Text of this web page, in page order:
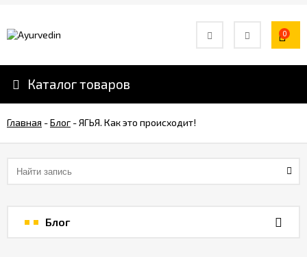
Доставка
Контакты
Информация
магазин
0
Каталог товаров
Главная -Блог -ЯГЬЯ. Как это происходит!
Блог